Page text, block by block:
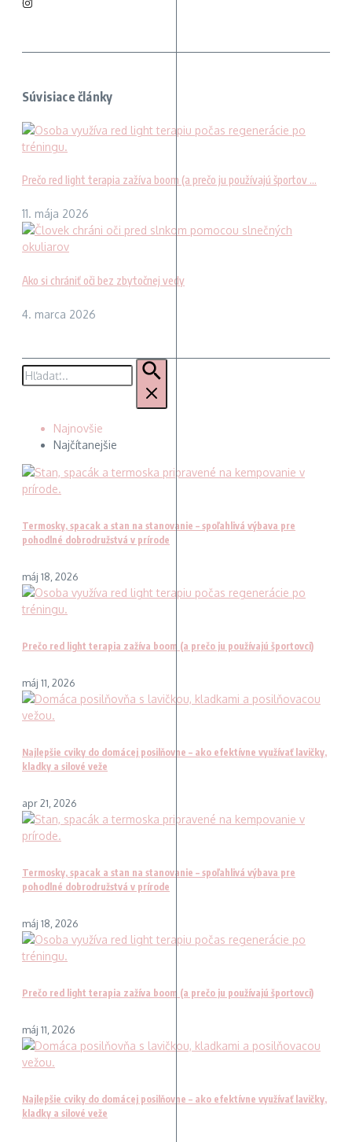
Súvisiace články
Prečo red light terapia zažíva boom (a prečo ju používajú športov ...
11. mája 2026
Ako si chrániť oči bez zbytočnej vedy
4. marca 2026
Hľadať:
Najnovšie
Najčítanejšie
Termosky, spacak a stan na stanovanie – spoľahlivá výbava pre
pohodlné dobrodružstvá v prírode
máj 18, 2026
Prečo red light terapia zažíva boom (a prečo ju používajú športovci)
máj 11, 2026
Najlepšie cviky do domácej posilňovne – ako efektívne využívať lavičky,
kladky a silové veže
apr 21, 2026
Termosky, spacak a stan na stanovanie – spoľahlivá výbava pre
pohodlné dobrodružstvá v prírode
máj 18, 2026
Prečo red light terapia zažíva boom (a prečo ju používajú športovci)
máj 11, 2026
Najlepšie cviky do domácej posilňovne – ako efektívne využívať lavičky,
kladky a silové veže